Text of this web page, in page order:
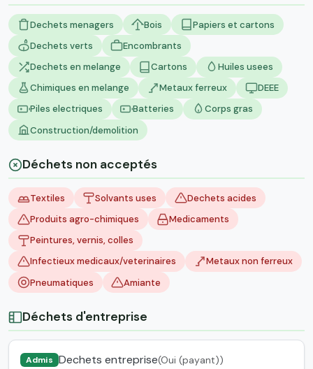
Dechets menagers Bois
Papiers et cartons
Dechets verts
Encombrants
Dechets en melange
Cartons
Huiles usees
Chimiques en melange
Metaux ferreux
DEEE
Piles electriques
Batteries
Corps gras
Construction/demolition
Déchets non acceptés
Textiles Solvants uses
Dechets acides
Produits agro-chimiques
Medicaments
Peintures, vernis, colles
Infectieux medicaux/veterinaires
Metaux non ferreux
Pneumatiques
Amiante
Déchets d'entreprise
Admis Dechets entreprise(Oui (payant))